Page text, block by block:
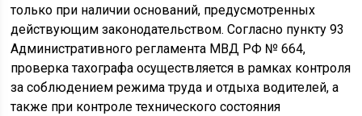
только при наличии оснований, предусмотренных
действующим законодательством. Согласно пункту 93
Административного регламента МВД РФ № 664,
проверка тахографа осуществляется в рамках контроля
за соблюдением режима труда и отдыха водителей, а
также при контроле технического состояния